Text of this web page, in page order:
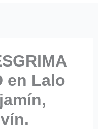
en Lalo